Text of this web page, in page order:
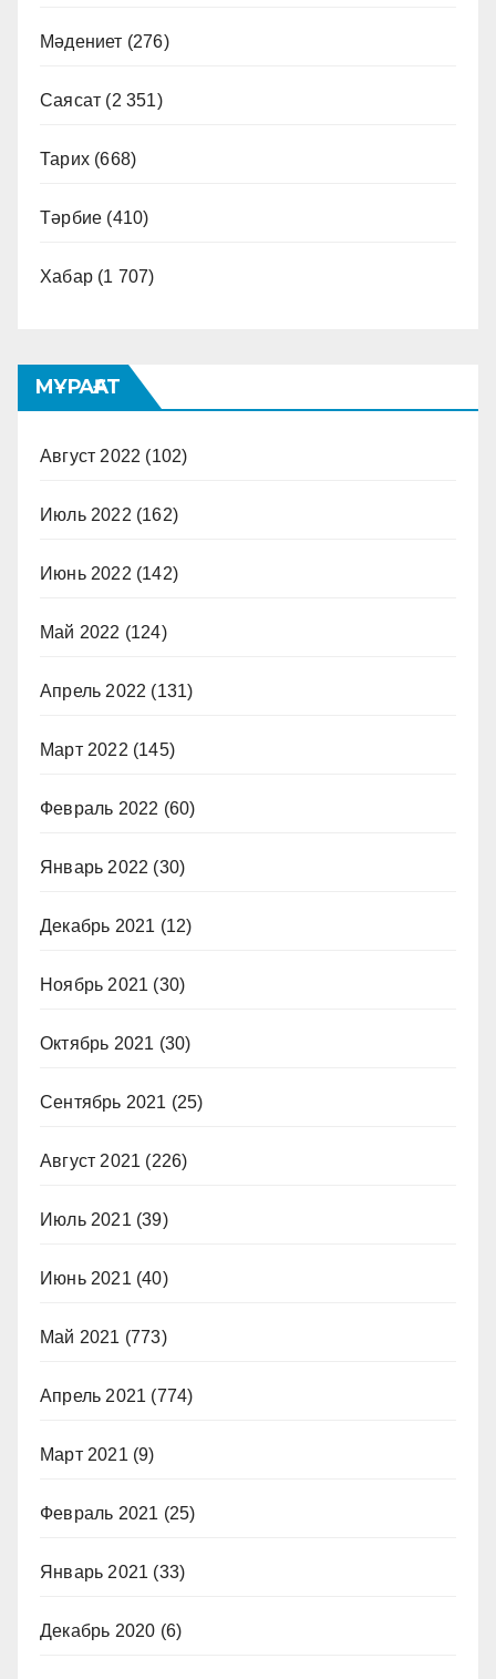
Мәдениет (276)
Саясат (2 351)
Тарих (668)
Тәрбие (410)
Хабар (1 707)
МҰРАҒАТ
Август 2022 (102)
Июль 2022 (162)
Июнь 2022 (142)
Май 2022 (124)
Апрель 2022 (131)
Март 2022 (145)
Февраль 2022 (60)
Январь 2022 (30)
Декабрь 2021 (12)
Ноябрь 2021 (30)
Октябрь 2021 (30)
Сентябрь 2021 (25)
Август 2021 (226)
Июль 2021 (39)
Июнь 2021 (40)
Май 2021 (773)
Апрель 2021 (774)
Март 2021 (9)
Февраль 2021 (25)
Январь 2021 (33)
Декабрь 2020 (6)